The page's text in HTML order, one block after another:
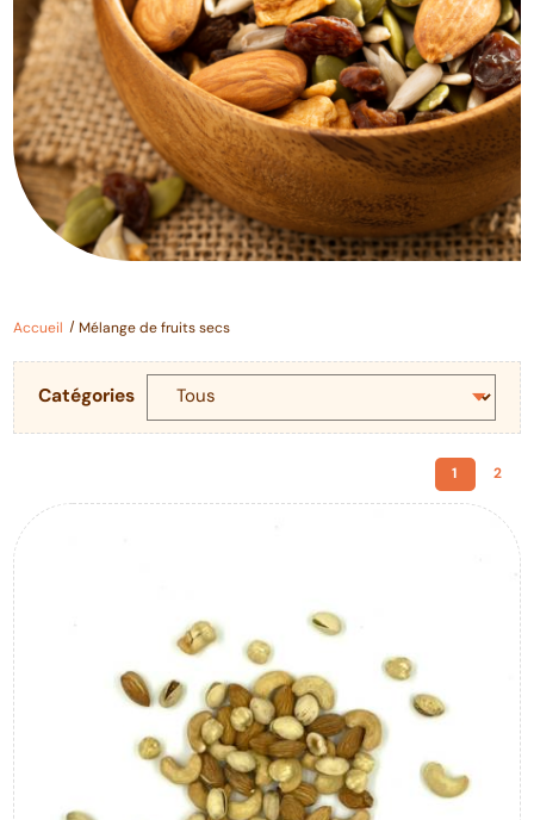
Accueil Mélange de fruits secs
Catégories
1 2